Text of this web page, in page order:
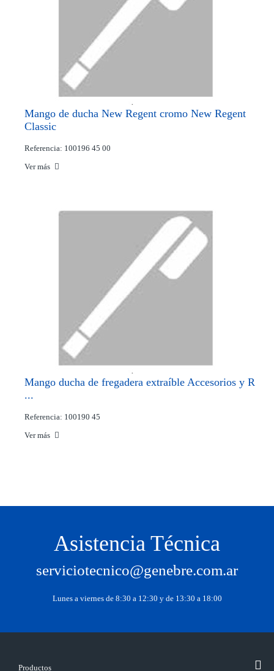
Mango de ducha New Regent cromo New Regent
Classic
Referencia: 100196 45 00
Ver más
Mango ducha de fregadera extraíble Accesorios y R
...
Referencia: 100190 45
Ver más
Asistencia Técnica
serviciotecnico@genebre.com.ar
Lunes a viernes de 8:30 a 12:30 y de 13:30 a 18:00
Productos